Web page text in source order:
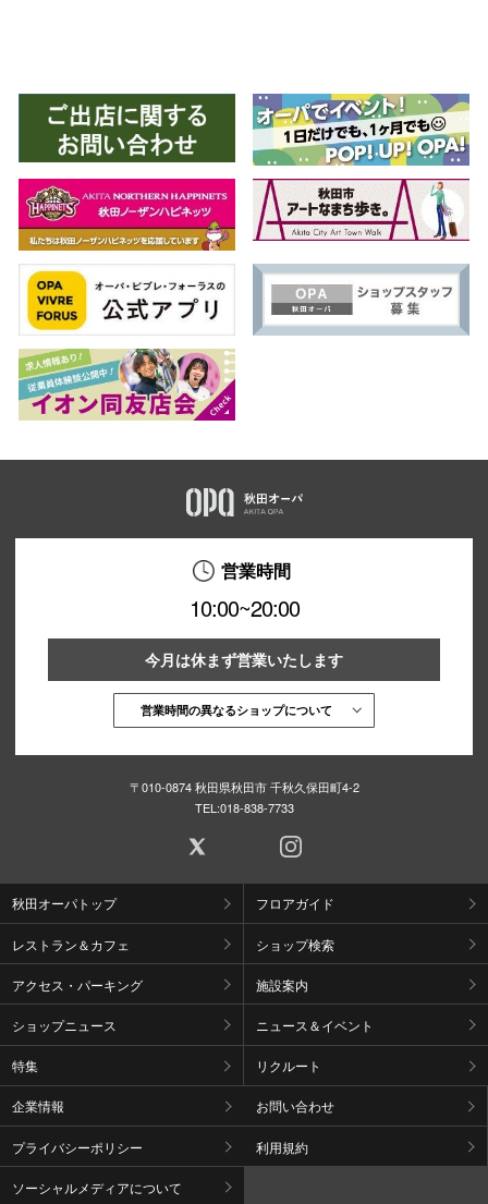
営業時間
10:00~20:00
今月は休まず営業いたします
営業時間の異なるショップについて
〒010-0874 秋田県秋田市 千秋久保田町4-2
TEL:018-838-7733
秋田オーパトップ フロアガイド
レストラン＆カフェ ショップ検索
アクセス・パーキング 施設案内
ショップニュース ニュース＆イベント
特集 リクルート
企業情報 お問い合わせ
プライバシーポリシー 利用規約
ソーシャルメディアについて